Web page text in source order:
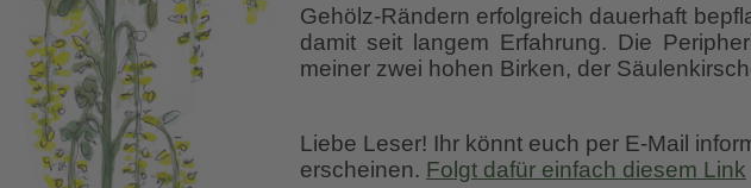
Gehölz-Rändern erfolgreich dauerhaft
damit seit langem Erfahrung. Die
meiner zwei hohen Birken, der
Liebe Leser! Ihr könnt euch per E-Mail
erscheinen. Folgt dafür einfach diesem Link